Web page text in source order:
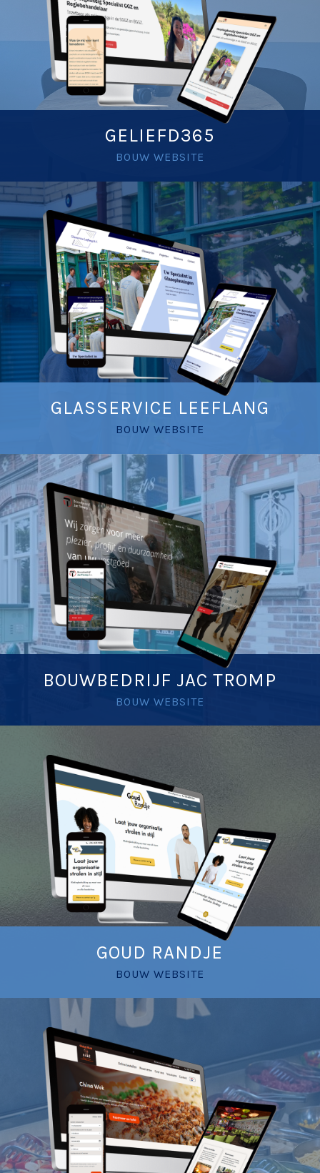
GELIEFD365
BOUW WEBSITE
GLASSERVICE LEEFLANG
BOUW WEBSITE
BOUWBEDRIJF JAC TROMP
BOUW WEBSITE
GOUD RANDJE
BOUW WEBSITE